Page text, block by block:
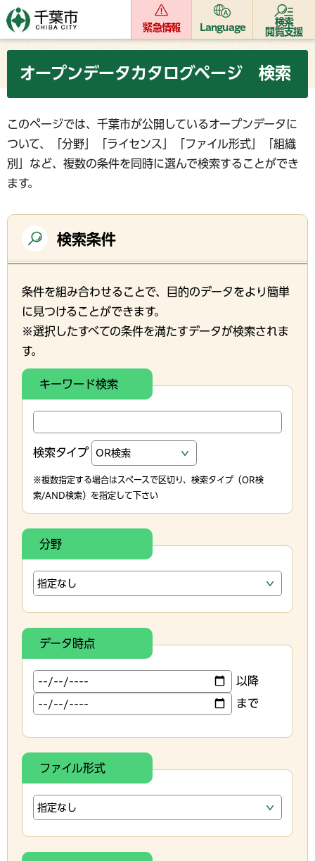
緊急情報 Language
検索
閲覧支援
オープンデータカタログページ 検索
このページでは、千葉市が公開しているオープンデータに
ついて、「分野」「ライセンス」「ファイル形式」「組織
別」など、複数の条件を同時に選んで検索することができ
ます。
検索条件
条件を組み合わせることで、目的のデータをより簡単
に見つけることができます。
※選択したすべての条件を満たすデータが検索されま
す。
キーワード検索
検索タイプ
※複数指定する場合はスペースで区切り、検索タイプ（OR検
索/AND検索）を指定して下さい
分野
データ時点
以降
まで
ファイル形式